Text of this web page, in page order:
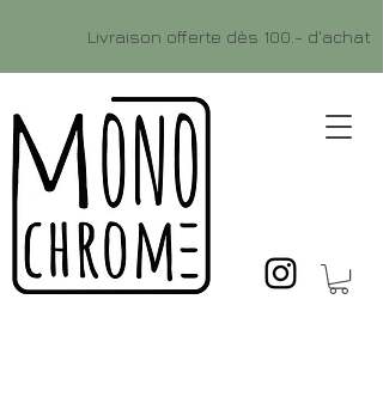
Livraison offerte dès 100.- d'achat